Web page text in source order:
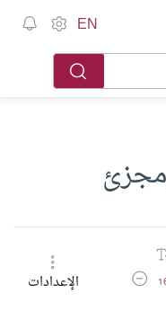
EN
الخط
تقليل حجم الخطالإعدادات